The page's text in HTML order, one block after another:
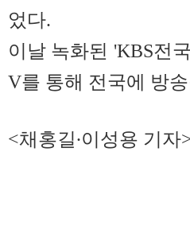
었다.
이날 녹화된 'KBS전
V를 통해 전국에 방
<채홍길∙이성용 기자